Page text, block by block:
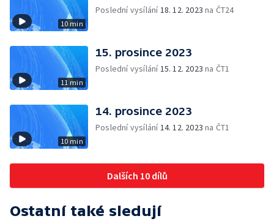
10 min
Poslední vysílání18. 12. 2023 na ČT24
11 min
15. prosince 2023
Poslední vysílání15. 12. 2023 na ČT1
10 min
14. prosince 2023
Poslední vysílání14. 12. 2023 na ČT1
Dalších 10 dílů
Ostatní také sledují